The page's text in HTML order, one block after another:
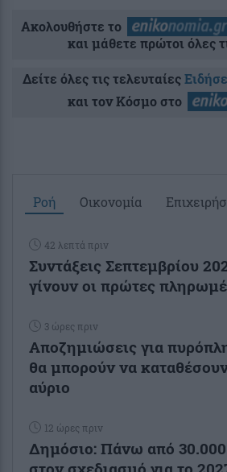
Ακολουθήστε το
και μάθετε πρώτοι όλες
Δείτε όλες τις τελευταίες
και τον Κόσμο στο
Ροή Οικονομία
42 λεπτά πριν
Συντάξεις Σεπτεμβρίου
γίνουν οι πρώτες
3 ώρες πριν
Αποζημιώσεις για
θα μπορούν να
αύριο
12 ώρες πριν
Δημόσιο: Πάνω από